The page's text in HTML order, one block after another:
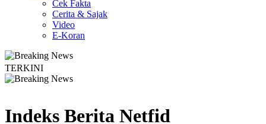
Cek Fakta
Cerita & Sajak
Video
E-Koran
TERKINI
Indeks Berita Netfid